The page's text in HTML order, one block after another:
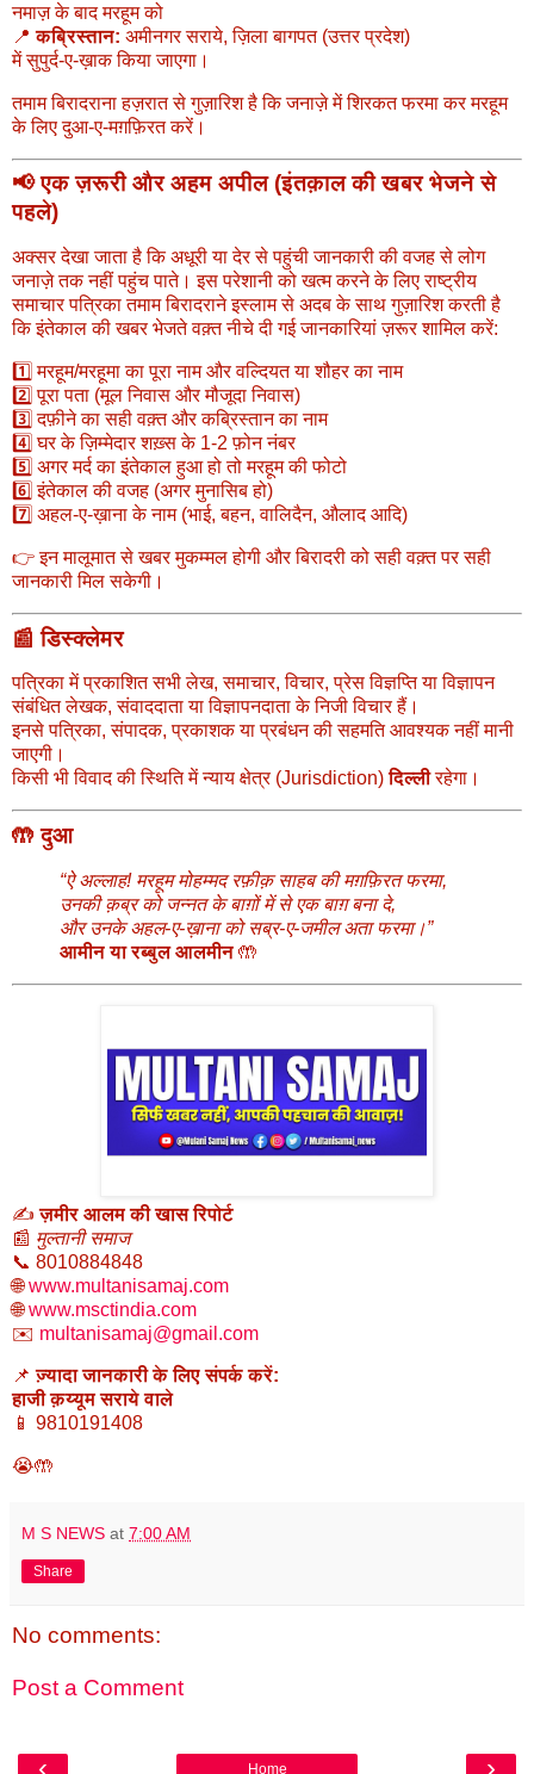
नमाज़ के बाद मरहूम को
📍कब्रिस्तान: अमीनगर सराये, ज़िला बागपत (उत्तर प्रदेश)
में सुपुर्द-ए-ख़ाक किया जाएगा।
तमाम बिरादराना हज़रात से गुज़ारिश है कि जनाज़े में शिरकत फरमा कर मरहूम
के लिए दुआ-ए-मग़फ़िरत करें।
📢एक ज़रूरी और अहम अपील (इंतक़ाल की खबर भेजने से
पहले)
अक्सर देखा जाता है कि अधूरी या देर से पहुंची जानकारी की वजह से लोग
जनाज़े तक नहीं पहुंच पाते। इस परेशानी को खत्म करने के लिएराष्ट्रीय
समाचार पत्रिका तमाम बिरादराने इस्लाम से अदब के साथ गुज़ारिश करती है
कि इंतेकाल की खबर भेजते वक़्त नीचे दी गई जानकारियां ज़रूर शामिल करें:
1️⃣ मरहूम/मरहूमा का पूरा नाम और वल्दियत या शौहर का नाम
2️⃣ पूरा पता (मूल निवास और मौजूदा निवास)
3️⃣ दफ़ीने का सही वक़्त और कब्रिस्तान का नाम
4️⃣ घर के ज़िम्मेदार शख़्स के 1-2 फ़ोन नंबर
5️⃣ अगर मर्द का इंतेकाल हुआ हो तो मरहूम की फोटो
6️⃣ इंतेकाल की वजह (अगर मुनासिब हो)
7️⃣ अहल-ए-ख़ाना के नाम (भाई, बहन, वालिदैन, औलाद आदि)
👉 इन मालूमात से खबर मुकम्मल होगी और बिरादरी को सही वक़्त पर सही
जानकारी मिल सकेगी।
📰डिस्क्लेमर
पत्रिका में प्रकाशित सभी लेख, समाचार, विचार, प्रेस विज्ञप्ति या विज्ञापन
संबंधित लेखक, संवाददाता या विज्ञापनदाता के निजी विचार हैं।
इनसे पत्रिका, संपादक, प्रकाशक या प्रबंधन की सहमति आवश्यक नहीं मानी
जाएगी।
किसी भी विवाद की स्थिति में न्याय क्षेत्र (Jurisdiction)दिल्लीरहेगा।
🤲दुआ
“ऐ अल्लाह! मरहूम मोहम्मद रफ़ीक़ साहब की मग़फ़िरत फरमा,
उनकी क़ब्र को जन्नत के बाग़ों में से एक बाग़ बना दे,
और उनके अहल-ए-ख़ाना को सब्र-ए-जमील अता फरमा।”
आमीन या रब्बुल आलमीन 🤲
✍️ज़मीर आलम की खास रिपोर्ट
📰 मुल्तानी समाज
📞 8010884848
🌐www.multanisamaj.com
🌐www.msctindia.com
✉️ multanisamaj@gmail.com
📌ज़्यादा जानकारी के लिए संपर्क करें:
हाजी क़य्यूम सराये वाले
📱 9810191408
😭🤲
M S NEWS at 7:00 AM
Share
No comments:
Post a Comment
Home